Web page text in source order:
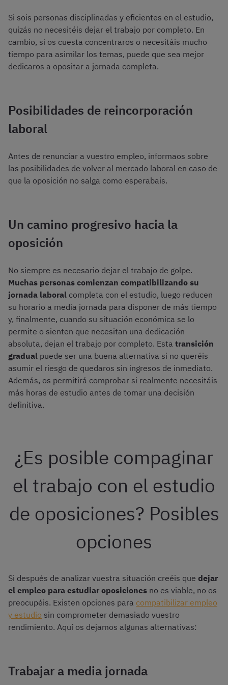
Si sois personas disciplinadas y eficientes en el estudio,
quizás no necesitéis dejar el trabajo por completo. En
cambio, si os cuesta concentraros o necesitáis mucho
tiempo para asimilar los temas, puede que sea mejor
dedicaros a opositar a jornada completa.
Posibilidades de reincorporación
laboral
Antes de renunciar a vuestro empleo, informaos sobre
las posibilidades de volver al mercado laboral en caso de
que la oposición no salga como esperabais.
Un camino progresivo hacia la
oposición
No siempre es necesario dejar el trabajo de golpe.
Muchas personas comienzan compatibilizando su
jornada laboral completa con el estudio, luego reducen
su horario a media jornada para disponer de más tiempo
y, finalmente, cuando su situación económica se lo
permite o sienten que necesitan una dedicación
absoluta, dejan el trabajo por completo. Esta transición
gradual puede ser una buena alternativa si no queréis
asumir el riesgo de quedaros sin ingresos de inmediato.
Además, os permitirá comprobar si realmente necesitáis
más horas de estudio antes de tomar una decisión
definitiva.
¿Es posible compaginar
el trabajo con el estudio
de oposiciones? Posibles
opciones
Si después de analizar vuestra situación creéis que dejar
el empleo para estudiar oposiciones no es viable, no os
preocupéis. Existen opciones para compatibilizar empleo
y estudio sin comprometer demasiado vuestro
rendimiento. Aquí os dejamos algunas alternativas:
Trabajar a media jornada